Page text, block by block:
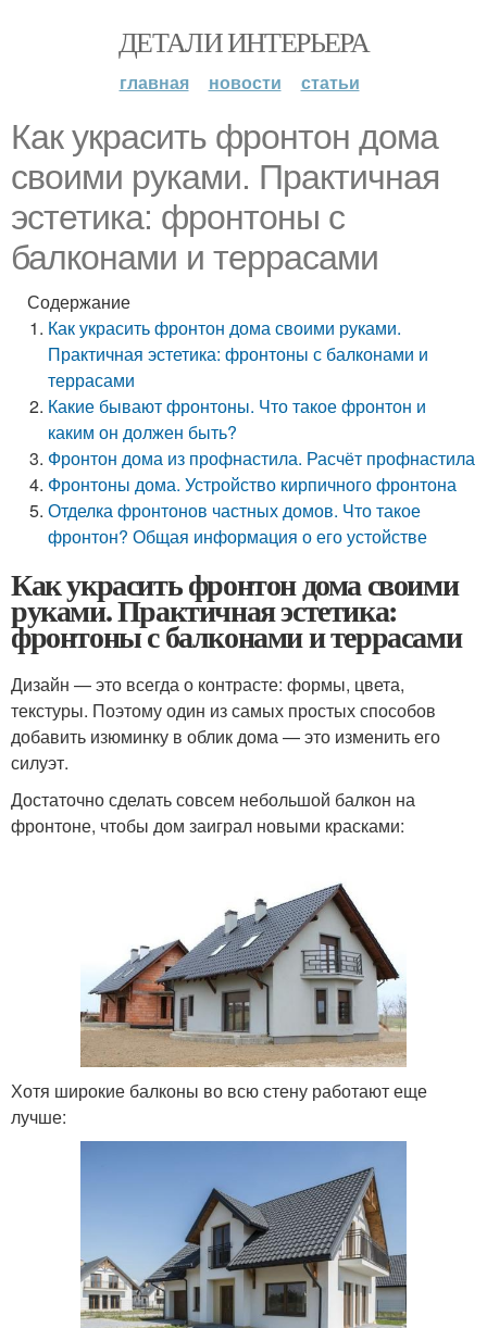
ДЕТАЛИ ИНТЕРЬЕРА
главная новости статьи
Как украсить фронтон дома
своими руками. Практичная
эстетика: фронтоны с
балконами и террасами
Содержание
Как украсить фронтон дома своими руками.
Практичная эстетика: фронтоны с балконами и
террасами
Какие бывают фронтоны. Что такое фронтон и
каким он должен быть?
Фронтон дома из профнастила. Расчёт профнастила
Фронтоны дома. Устройство кирпичного фронтона
Отделка фронтонов частных домов. Что такое
фронтон? Общая информация о его устойстве
Как украсить фронтон дома своими
руками. Практичная эстетика:
фронтоны с балконами и террасами
Дизайн — это всегда о контрасте: формы, цвета,
текстуры. Поэтому один из самых простых способов
добавить изюминку в облик дома — это изменить его
силуэт.
Достаточно сделать совсем небольшой балкон на
фронтоне, чтобы дом заиграл новыми красками:
Хотя широкие балконы во всю стену работают еще
лучше: